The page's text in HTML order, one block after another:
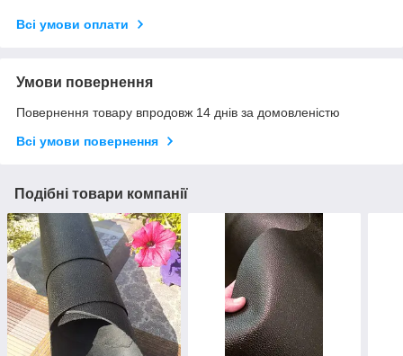
Всі умови оплати
Умови повернення
Повернення товару впродовж 14 днів за домовленістю
Всі умови повернення
Подібні товари компанії